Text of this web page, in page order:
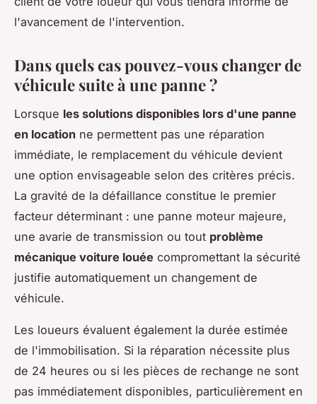
l'avancement de l'intervention.
Dans quels cas pouvez-vous changer de
véhicule suite à une panne ?
Lorsque les solutions disponibles lors d'une panne
en location ne permettent pas une réparation
immédiate, le remplacement du véhicule devient
une option envisageable selon des critères précis.
La gravité de la défaillance constitue le premier
facteur déterminant : une panne moteur majeure,
une avarie de transmission ou tout problème
mécanique voiture louée compromettant la sécurité
justifie automatiquement un changement de
véhicule.
Les loueurs évaluent également la durée estimée
de l'immobilisation. Si la réparation nécessite plus
de 24 heures ou si les pièces de rechange ne sont
pas immédiatement disponibles, particulièrement en